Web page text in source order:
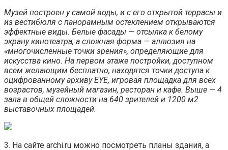
Музей построен у самой воды, и с его открытой террасы и
из вестибюля с панорамным остеклением открываются
эффектные виды. Белые фасады — отсылка к белому
экрану кинотеатра, а сложная форма — аллюзия на
«многочисленные точки зрения», определяющие для
искусства кино. На первом этаже постройки, доступном
всем желающим бесплатно, находятся точки доступа к
оцифрованному архиву EYE, игровая площадка для всех
возрастов, музейный магазин, ресторан и кафе. Выше — 4
зала в общей сложности на 640 зрителей и 1200 м2
выставочных площадей.
3. На сайте archi.ru можно посмотреть планы здания, а